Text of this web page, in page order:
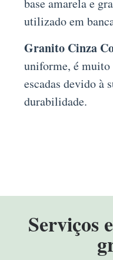
base amarela e
utilizado em
Granito Cinza
uniforme, é
escadas devido à
durabilidade.
Serviços